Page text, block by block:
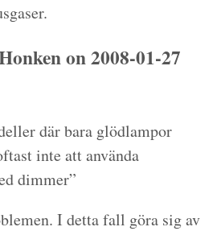
on 2008-01-27
där bara glödlampor
inte att använda
dimmer”
I detta fall göra sig av